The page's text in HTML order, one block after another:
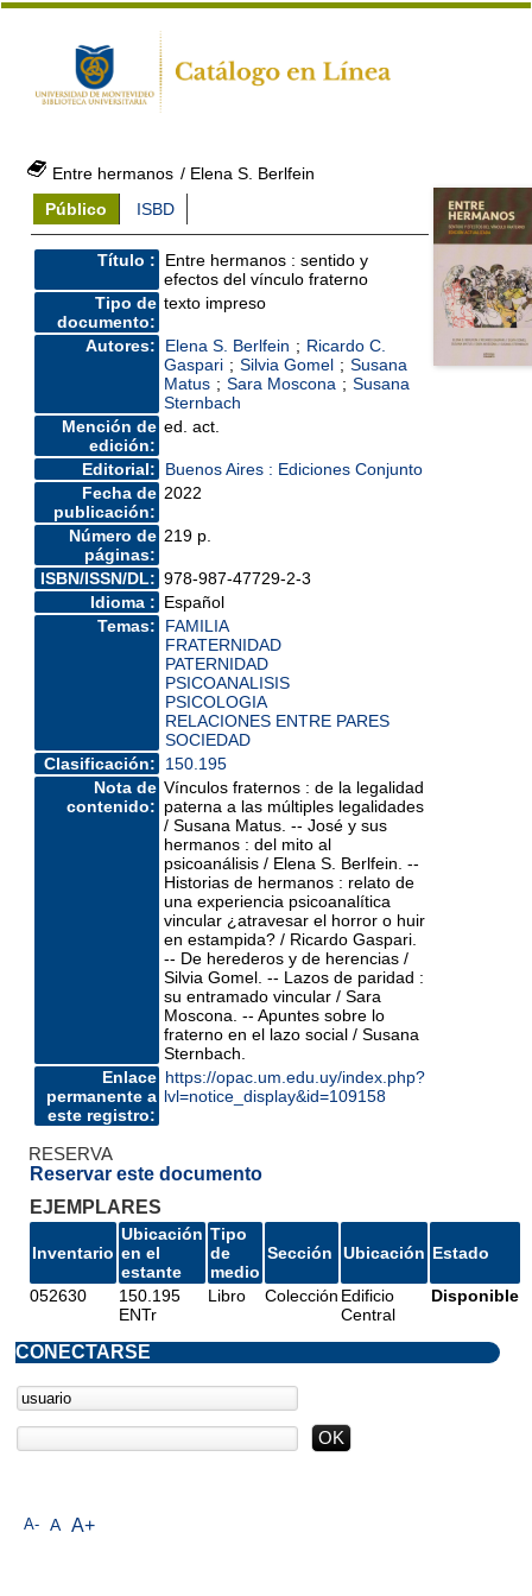
Entre hermanos / Elena S. Berlfein
Público
ISBD
Título :
Entre hermanos : sentido y
efectos del vínculo fraterno
Tipo de
documento:
texto impreso
Autores: Elena S. Berlfein ; Ricardo C.
Gaspari ; Silvia Gomel ; Susana
Matus ; Sara Moscona ; Susana
Sternbach
Mención de
edición:
ed. act.
Editorial:
Buenos Aires : Ediciones Conjunto
Fecha de
publicación:
2022
Número de
páginas:
219 p.
ISBN/ISSN/DL: 978-987-47729-2-3
Idioma : Español
Temas:
FAMILIA
FRATERNIDAD
PATERNIDAD
PSICOANALISIS
PSICOLOGIA
RELACIONES ENTRE PARES
SOCIEDAD
Clasificación:
150.195
Nota de
contenido:
Vínculos fraternos : de la legalidad
paterna a las múltiples legalidades
/ Susana Matus. -- José y sus
hermanos : del mito al
psicoanálisis / Elena S. Berlfein. --
Historias de hermanos : relato de
una experiencia psicoanalítica
vincular ¿atravesar el horror o huir
en estampida? / Ricardo Gaspari.
-- De herederos y de herencias /
Silvia Gomel. -- Lazos de paridad :
su entramado vincular / Sara
Moscona. -- Apuntes sobre lo
fraterno en el lazo social / Susana
Sternbach.
Enlace
permanente a
este registro:
https://opac.um.edu.uy/index.php?
lvl=notice_display&id=109158
RESERVA
Reservar este documento
EJEMPLARES
Inventario
Ubicación
en el
estante
Tipo
de
medio
Sección Ubicación Estado
052630
150.195
ENTr
Libro Colección Edificio
Central
Disponible
A- A A+
CONECTARSE